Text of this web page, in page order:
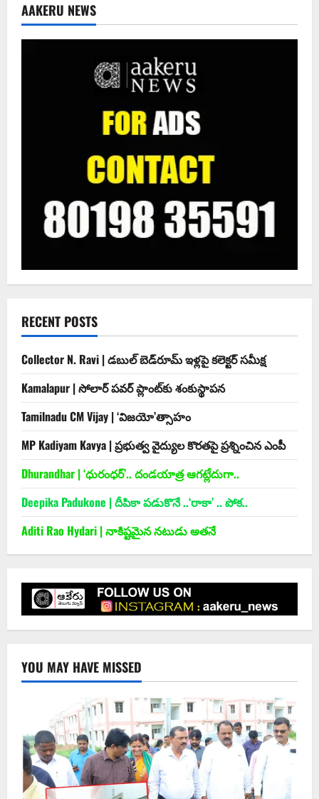
AAKERU NEWS
RECENT POSTS
Collector N. Ravi | డబుల్ బెడ్‌రూమ్ ఇళ్లపై కలెక్టర్ సమీక్ష
Kamalapur | సోలార్ పవర్ ప్లాంట్‌కు శంకుస్థాపన
Tamilnadu CM Vijay | ‘విజయో’త్సాహం
MP Kadiyam Kavya | ప్రభుత్వ వైద్యుల కొరతపై ప్రశ్నించిన ఎంపీ
Dhurandhar | ‘ధురంధర్‌’.. దండయాత్ర ఆగట్లేదుగా..
Deepika Padukone | దీపికా పడుకొనే ..‘రాకా’ .. పోక..
Aditi Rao Hydari | నాకిష్టమైన నటుడు అతనే
YOU MAY HAVE MISSED